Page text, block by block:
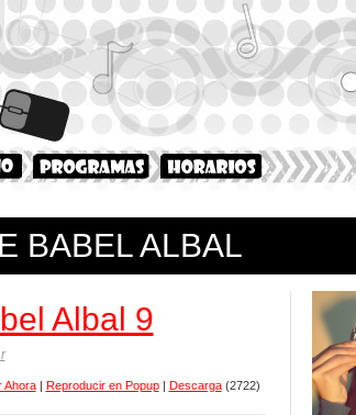
BABEL ALBAL
Albal 9
Ahora| Reproducir en Popup| Descarga(2722)